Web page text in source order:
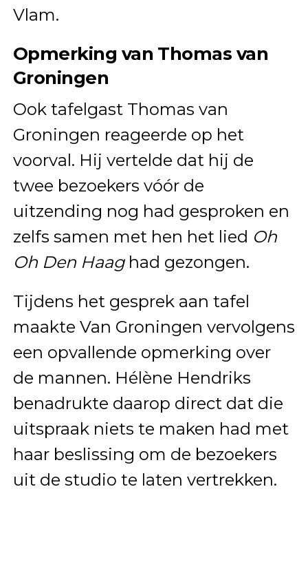
Vlam.
Opmerking van Thomas van
Groningen
Ook tafelgast Thomas van
Groningen reageerde op het
voorval. Hij vertelde dat hij de
twee bezoekers vóór de
uitzending nog had gesproken en
zelfs samen met hen het lied Oh
Oh Den Haaghad gezongen.
Tijdens het gesprek aan tafel
maakte Van Groningen vervolgens
een opvallende opmerking over
de mannen. Hélène Hendriks
benadrukte daarop direct dat die
uitspraak niets te maken had met
haar beslissing om de bezoekers
uit de studio te laten vertrekken.